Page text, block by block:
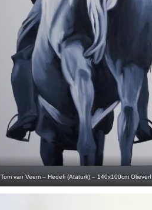
Tom van Veem – Hedefi (Ataturk) – 140x100cm